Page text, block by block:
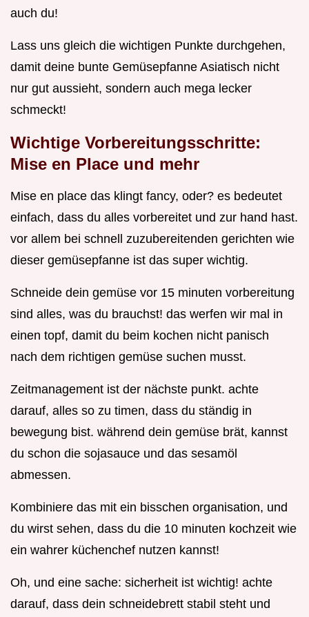
auch du!
Lass uns gleich die wichtigen Punkte durchgehen,
damit deine bunte Gemüsepfanne Asiatisch nicht
nur gut aussieht, sondern auch mega lecker
schmeckt!
Wichtige Vorbereitungsschritte:
Mise en Place und mehr
Mise en place das klingt fancy, oder? es bedeutet
einfach, dass du alles vorbereitet und zur hand hast.
vor allem bei schnell zuzubereitenden gerichten wie
dieser gemüsepfanne ist das super wichtig.
Schneide dein gemüse vor 15 minuten vorbereitung
sind alles, was du brauchst! das werfen wir mal in
einen topf, damit du beim kochen nicht panisch
nach dem richtigen gemüse suchen musst.
Zeitmanagement ist der nächste punkt. achte
darauf, alles so zu timen, dass du ständig in
bewegung bist. während dein gemüse brät, kannst
du schon die sojasauce und das sesamöl
abmessen.
Kombiniere das mit ein bisschen organisation, und
du wirst sehen, dass du die 10 minuten kochzeit wie
ein wahrer küchenchef nutzen kannst!
Oh, und eine sache: sicherheit ist wichtig! achte
darauf, dass dein schneidebrett stabil steht und